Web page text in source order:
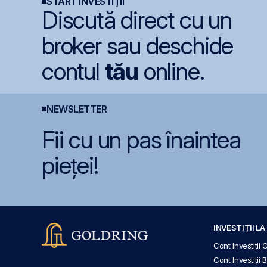
Discută direct cu un
broker sau deschide
contul tău online.
NEWSLETTER
Fii cu un pas înaintea
pieței!
INVESTIȚII LA
Cont Investiții
Cont Investiții